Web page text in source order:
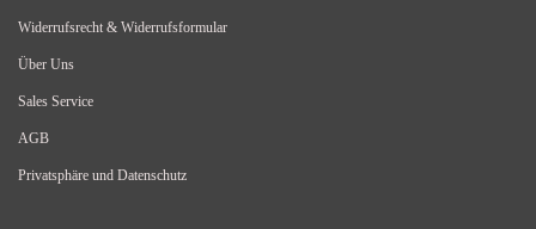
Widerrufsrecht & Widerrufsformular
Über Uns
Sales Service
AGB
Privatsphäre und Datenschutz